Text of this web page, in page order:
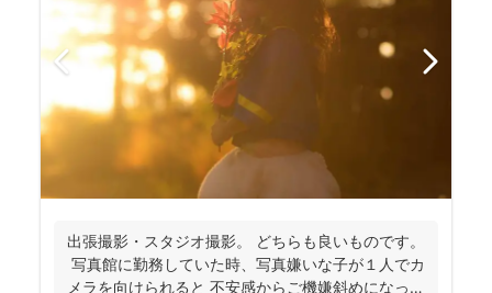
出張撮影・スタジオ撮影。 どちらも良いものです。
写真館に勤務していた時、写真嫌いな子が１人でカ
メラを向けられると 不安感からご機嫌斜めになっ